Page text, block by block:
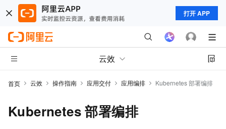
打开 APP
云效
首页 云效 操作指南 应用交付 应用编排 Kubernetes 部署编排
Kubernetes 部署编排